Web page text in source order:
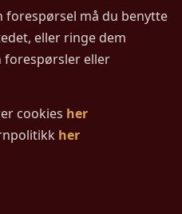
forespørsel må du benytte
eller ringe dem
forespørsler eller
cookies her
her